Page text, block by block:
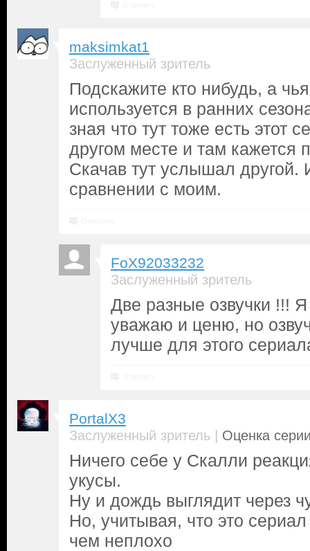
maksimkat1
Заслуженный зритель
Подскажите кто нибудь, а
используется в ранних
зная что тут тоже есть этот
другом месте и там кажется
Скачав тут услышал другой.
сравнении с моим.
FoX92033232
Заслуженный зритель
Две разные озвучки !!!
уважаю и ценю, но
лучше для этого
PortalX3
Заслуженный зритель | Оценка
Ничего себе у Скалли
укусы.
Ну и дождь выглядит через
Но, учитывая, что это
чем неплохо